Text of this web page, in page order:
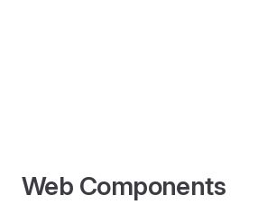
Web Components